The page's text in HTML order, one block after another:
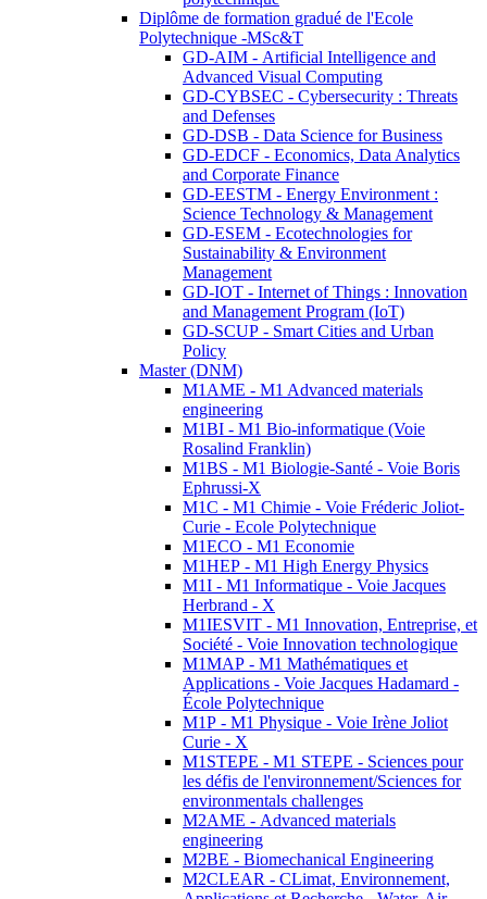
Diplôme de formation gradué de l'Ecole
Polytechnique -MSc&T
GD-AIM - Artificial Intelligence and
Advanced Visual Computing
GD-CYBSEC - Cybersecurity : Threats
and Defenses
GD-DSB - Data Science for Business
GD-EDCF - Economics, Data Analytics
and Corporate Finance
GD-EESTM - Energy Environment :
Science Technology & Management
GD-ESEM - Ecotechnologies for
Sustainability & Environment
Management
GD-IOT - Internet of Things : Innovation
and Management Program (IoT)
GD-SCUP - Smart Cities and Urban
Policy
Master (DNM)
M1AME - M1 Advanced materials
engineering
M1BI - M1 Bio-informatique (Voie
Rosalind Franklin)
M1BS - M1 Biologie-Santé - Voie Boris
Ephrussi-X
M1C - M1 Chimie - Voie Fréderic Joliot-
Curie - Ecole Polytechnique
M1ECO - M1 Economie
M1HEP - M1 High Energy Physics
M1I - M1 Informatique - Voie Jacques
Herbrand - X
M1IESVIT - M1 Innovation, Entreprise, et
Société - Voie Innovation technologique
M1MAP - M1 Mathématiques et
Applications - Voie Jacques Hadamard -
École Polytechnique
M1P - M1 Physique - Voie Irène Joliot
Curie - X
M1STEPE - M1 STEPE - Sciences pour
les défis de l'environnement/Sciences for
environmentals challenges
M2AME - Advanced materials
engineering
M2BE - Biomechanical Engineering
M2CLEAR - CLimat, Environnement,